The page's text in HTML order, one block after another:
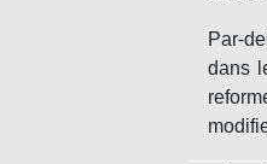
Par-
dans